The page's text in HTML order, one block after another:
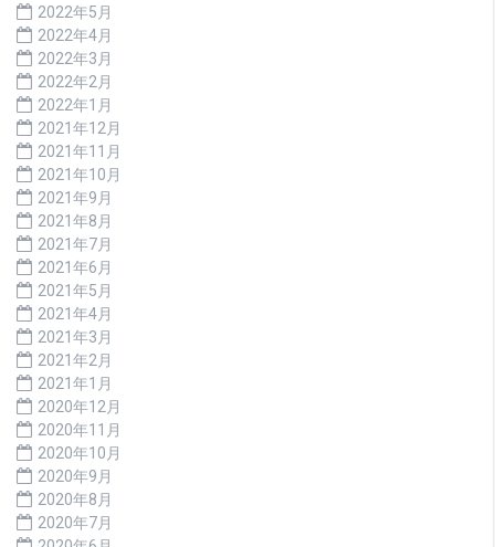
2022年5月
2022年4月
2022年3月
2022年2月
2022年1月
2021年12月
2021年11月
2021年10月
2021年9月
2021年8月
2021年7月
2021年6月
2021年5月
2021年4月
2021年3月
2021年2月
2021年1月
2020年12月
2020年11月
2020年10月
2020年9月
2020年8月
2020年7月